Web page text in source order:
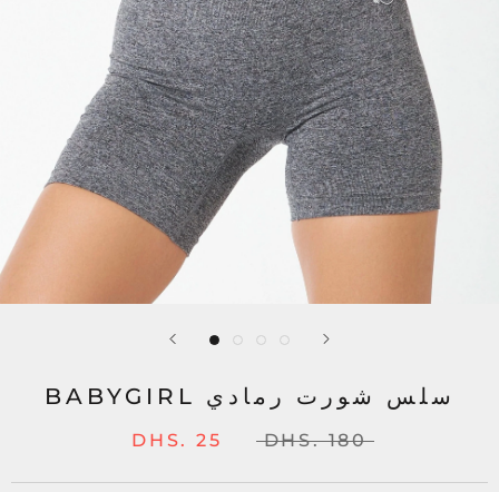
BABYGIRL سلس شورت رمادي
DHS. 25 DHS. 180